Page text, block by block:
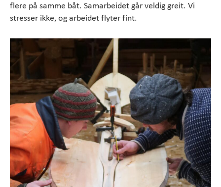
flere på samme båt. Samarbeidet går veldig greit. Vi
stresser ikke, og arbeidet flyter fint.